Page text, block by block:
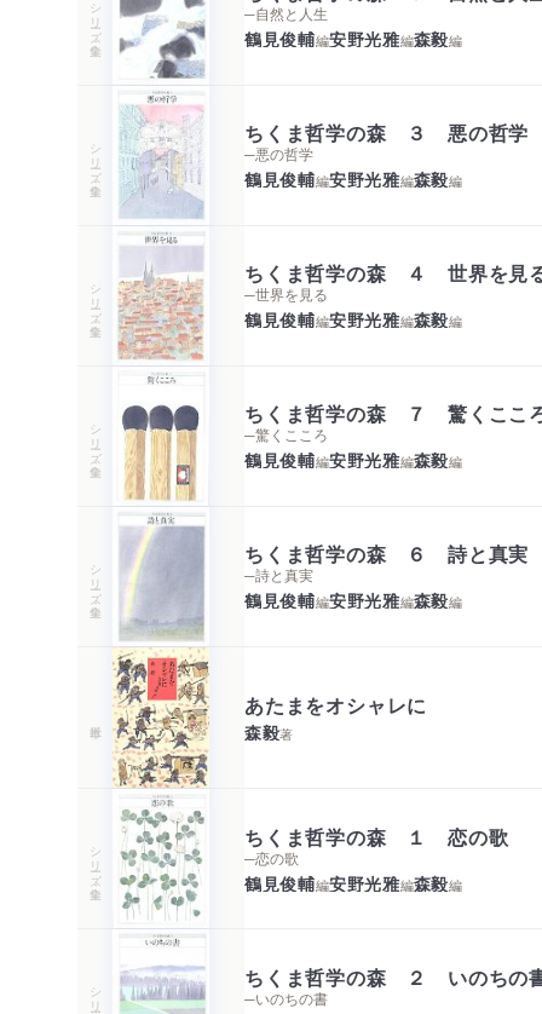
シリーズ・全集 ─自然と人生
鶴見俊輔編安野光雅編森毅編
シリーズ・全集
ちくま哲学の森 ３ 悪の哲学
─悪の哲学
鶴見俊輔編安野光雅編森毅編
シリーズ・全集
ちくま哲学の森 ４ 世界を見
─世界を見る
鶴見俊輔編安野光雅編森毅編
シリーズ・全集
ちくま哲学の森 ７ 驚くここ
─驚くこころ
鶴見俊輔編安野光雅編森毅編
シリーズ・全集
ちくま哲学の森 ６ 詩と真実
─詩と真実
鶴見俊輔編安野光雅編森毅編
あたまをオシャレに
森毅著
シリーズ・全集
ちくま哲学の森 １ 恋の歌
─恋の歌
鶴見俊輔編安野光雅編森毅編
シリーズ・全集
ちくま哲学の森 ２ いのちの
─いのちの書